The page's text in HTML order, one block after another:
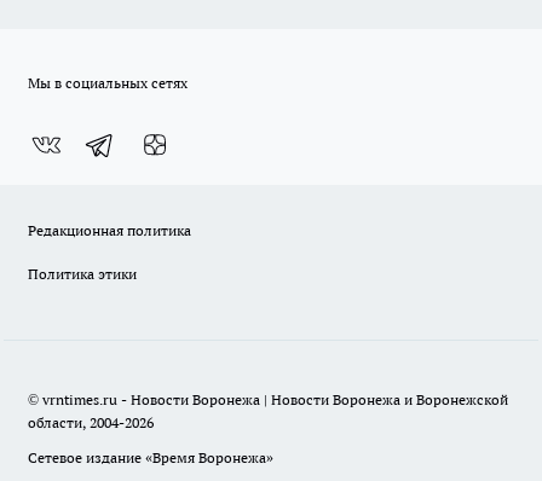
Мы в социальных сетях
Редакционная политика
Политика этики
© vrntimes.ru - Новости Воронежа | Новости Воронежа и Воронежской
области, 2004-2026
Сетевое издание «Время Воронежа»